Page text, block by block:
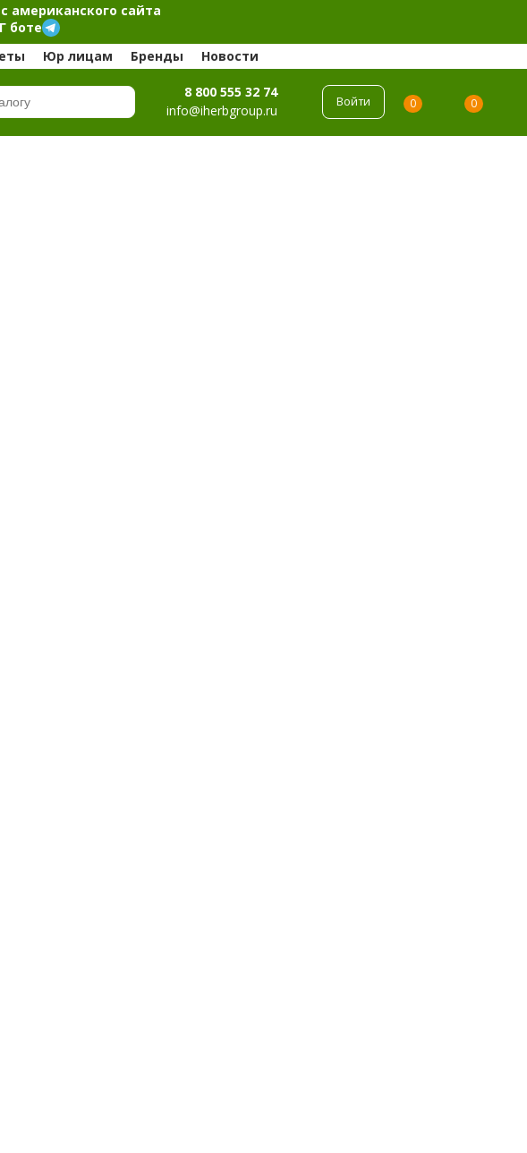
американского сайта
боте
Юр лицам Бренды Новости
8 800 555 32 74
info@iherbgroup.ru
Войти 0 0